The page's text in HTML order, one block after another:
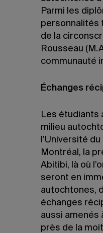
Parmi les
personnalités
de la
Rousseau
communauté
Échanges
Les étudiants
milieu
l’Université
Montréal, la
Abitibi, là où
seront en
autochtones,
échanges
aussi amenés
près de la